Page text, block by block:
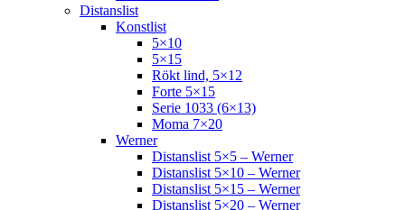
Distanslist
Konstlist
5×10
5×15
Rökt lind, 5×12
Forte 5×15
Serie 1033 (6×13)
Moma 7×20
Werner
Distanslist 5×5 – Werner
Distanslist 5×10 – Werner
Distanslist 5×15 – Werner
Distanslist 5×20 – Werner